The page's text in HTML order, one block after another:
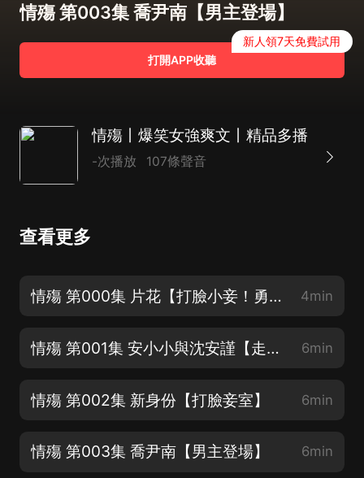
情殤 第003集 喬尹南【男主登場】
打開APP收聽
新人領7天免費試用
情殤丨爆笑女強爽文丨精品多播
-次播放 107條聲音
查看更多
情殤 第000集 片花【打臉小妾！勇鬥老虎！智闖青樓！男主4選1！】 4min
情殤 第001集 安小小與沈安謹【走！穿越嘍！】 6min
情殤 第002集 新身份【打臉妾室】 6min
情殤 第003集 喬尹南【男主登場】 6min